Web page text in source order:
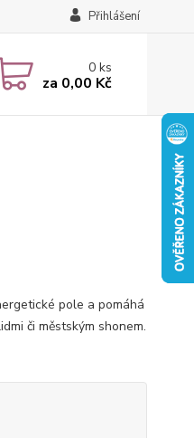
Přihlášení
0ks
za 0,00 Kč
pole a pomáhá
či městským shonem.